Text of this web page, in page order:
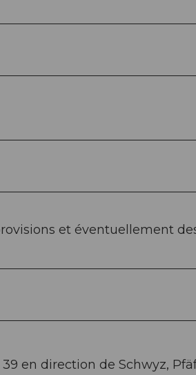
et éventuellement
en direction de Schwyz,